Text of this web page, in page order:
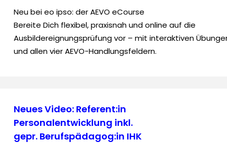
Neu bei eo ipso: der AEVO eCourse
Bereite Dich flexibel, praxisnah und online auf die
Ausbildereignungsprüfung vor – mit interaktiven
und allen vier AEVO-Handlungsfeldern.
Neues Video: Referent:in
Personalentwicklung inkl.
gepr. Berufspädagog:in IHK